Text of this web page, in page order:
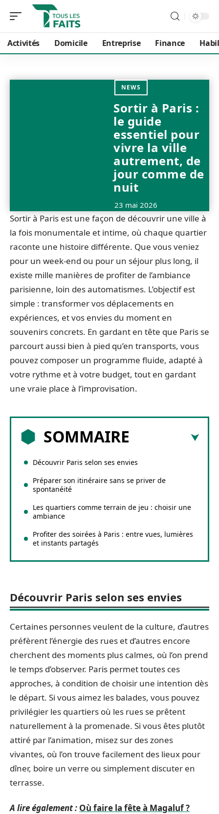
Activités Domicile Entreprise Finance
NEWS
Sortir à Paris :
le guide
essentiel pour
vivre la ville
autrement, de
jour comme de
nuit
23 mai 2026
Sortir à Paris est une façon de découvrir une ville à
la fois monumentale et intime, où chaque quartier
raconte une histoire différente. Que vous veniez
pour un week-end ou pour un séjour plus long, il
existe mille manières de profiter de l’ambiance
parisienne, loin des automatismes. L’objectif est
simple : transformer vos déplacements en
expériences, et vos envies du moment en
souvenirs concrets. En gardant en tête que Paris se
parcourt aussi bien à pied qu’en transports, vous
pouvez composer un programme fluide, adapté à
votre rythme et à votre budget, tout en gardant
une vraie place à l’improvisation.
SOMMAIRE
Découvrir Paris selon ses envies
Préparer son itinéraire sans se priver de
spontanéité
Les quartiers comme terrain de jeu : choisir une
ambiance
Profiter des soirées à Paris : entre vues, lumières
et instants partagés
Découvrir Paris selon ses envies
Certaines personnes veulent de la culture, d’autres
préfèrent l’énergie des rues et d’autres encore
cherchent des moments plus calmes, où l’on prend
le temps d’observer. Paris permet toutes ces
approches, à condition de choisir une intention dès
le départ. Si vous aimez les balades, vous pouvez
privilégier les quartiers où les rues se prêtent
naturellement à la promenade. Si vous êtes plutôt
attiré par l’animation, misez sur des zones
vivantes, où l’on trouve facilement des lieux pour
dîner, boire un verre ou simplement discuter en
terrasse.
A lire également : Où faire la fête à Magaluf ?